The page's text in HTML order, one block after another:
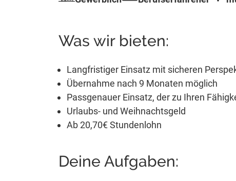
Was wir bieten:
Langfristiger Einsatz mit sicheren
Übernahme nach 9 Monaten möglich
Passgenauer Einsatz, der zu Ihren
Urlaubs- und Weihnachtsgeld
Ab 20,70€ Stundenlohn
Deine Aufgaben: